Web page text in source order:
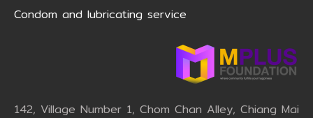
Condom and lubricating service
142, Village Number 1, Chom Chan Alley, Chiang Mai